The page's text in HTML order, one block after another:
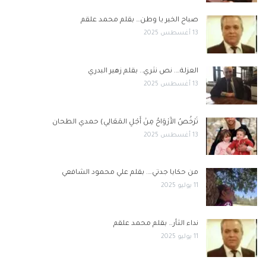
صباح الخير يا وطن… بقلم محمد علقم
13 أغسطس 2025
العزلة…. نص نثري.. بقلم زهير البدري
13 أغسطس 2025
تَرْخُصُ الأَرْوَاحُ مِنْ أَجْلِ المَعَالِي) حمدي الطحان
13 أغسطس 2025
من حكايا جدتي…. بقلم علي محمود الشافعي
11 يوليو 2025
نداء الثأر… بقلم محمد علقم
11 يوليو 2025